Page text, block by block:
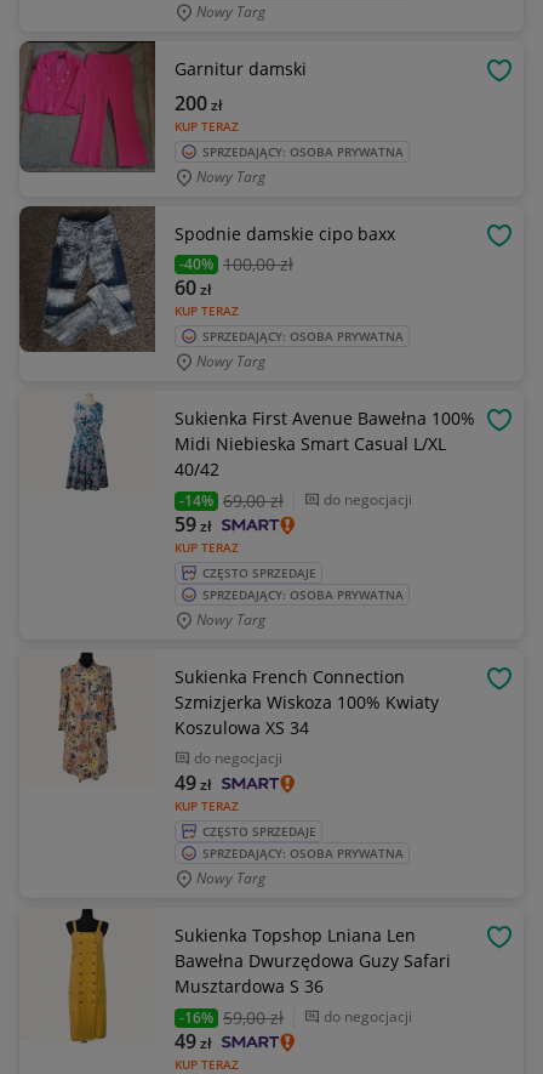
Nowy Targ
Garnitur damski
KUP TERAZ
200zł
SPRZEDAJĄCY: OSOBA PRYWATNA
Nowy Targ
Spodnie damskie cipo baxx
-40% 100,00 zł
KUP TERAZ
60zł
SPRZEDAJĄCY: OSOBA PRYWATNA
Nowy Targ
Sukienka First Avenue Bawełna 100%
Midi Niebieska Smart Casual L/XL
40/42
-14% 69,00 zł do negocjacji
KUP TERAZ
59zł
CZĘSTO SPRZEDAJE
SPRZEDAJĄCY: OSOBA PRYWATNA
Nowy Targ
Sukienka French Connection
Szmizjerka Wiskoza 100% Kwiaty
Koszulowa XS 34
do negocjacji
KUP TERAZ
49zł
CZĘSTO SPRZEDAJE
SPRZEDAJĄCY: OSOBA PRYWATNA
Nowy Targ
Sukienka Topshop Lniana Len
Bawełna Dwurzędowa Guzy Safari
Musztardowa S 36
-16% 59,00 zł do negocjacji
KUP TERAZ
49zł